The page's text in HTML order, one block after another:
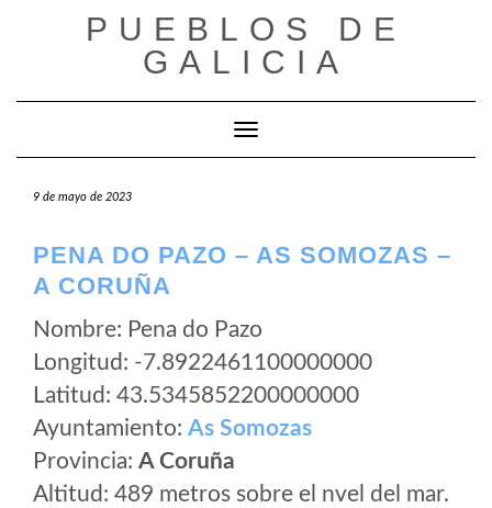
PUEBLOS DE
GALICIA
Cambiar modo de navegación
9 de mayo de 2023
PENA DO PAZO – AS SOMOZAS –
A CORUÑA
Nombre: Pena do Pazo
Longitud: -7.8922461100000000
Latitud: 43.5345852200000000
Ayuntamiento: As Somozas
Provincia: A Coruña
Altitud: 489 metros sobre el nvel del mar.